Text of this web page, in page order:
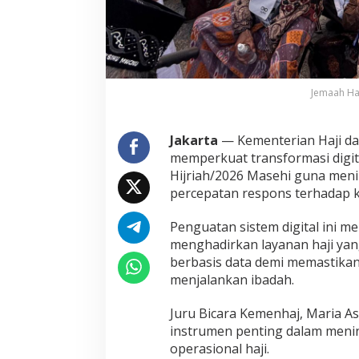
K
e
m
e
n
a
s
t
k
n
L
a
y
a
a
n
J
Jemaah
Jakarta — Kementerian Haji
memperkuat transformasi
Hijriah/2026 Masehi guna
percepatan respons terhadap
Penguatan sistem digital ini
menghadirkan layanan haji
berbasis data demi
menjalankan ibadah.
Juru Bicara Kemenhaj, Maria
instrumen penting dalam
operasional haji.